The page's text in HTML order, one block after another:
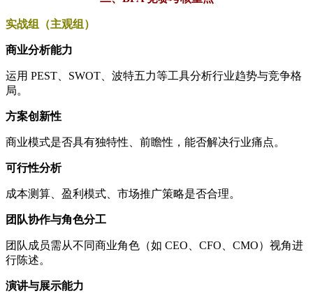
实战组（主观组）
商业分析能力
运用 PEST、SWOT、波特五力等工具分析行业趋势与竞争格
局。
方案创新性
商业模式是否具有独特性、前瞻性，能否解决行业痛点。
可行性分析
成本测算、盈利模式、市场推广策略是否合理。
团队协作与角色分工
团队成员需从不同商业角色（如 CEO、CFO、CMO）视角进
行陈述。
演讲与展示能力